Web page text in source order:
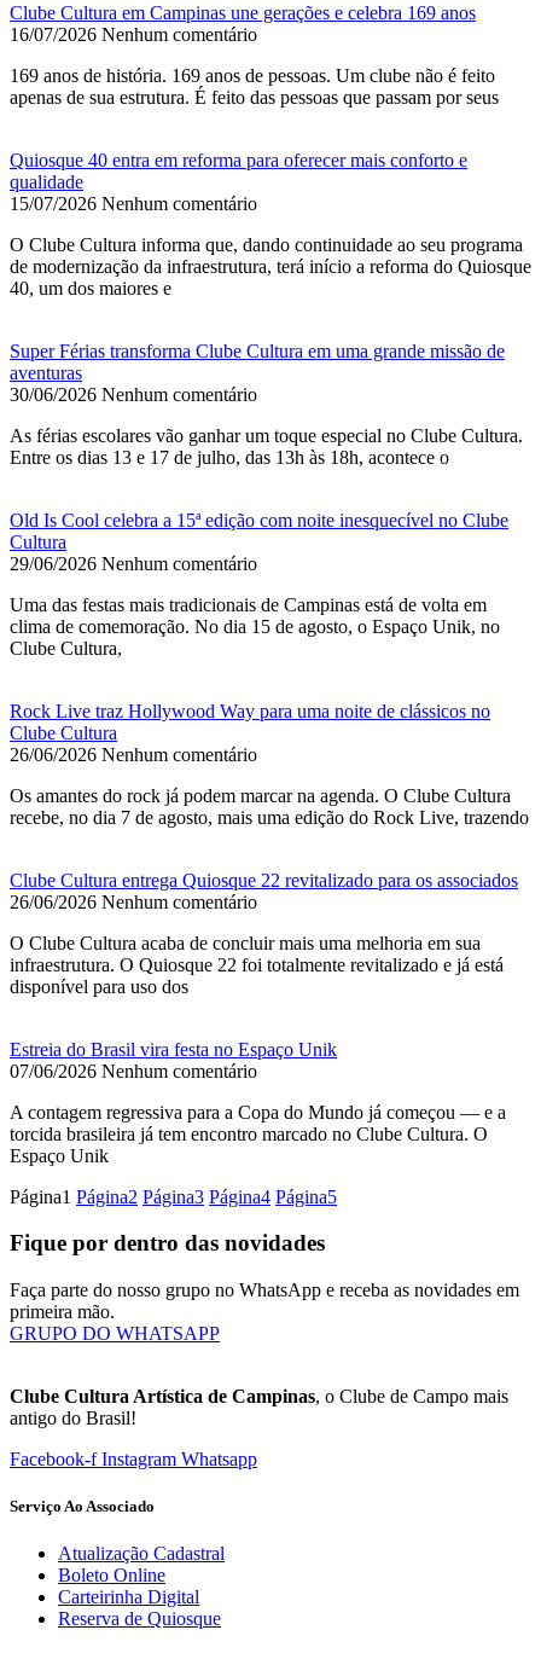
Clube Cultura em Campinas une gerações e celebra 169 anos
16/07/2026 Nenhum comentário
169 anos de história. 169 anos de pessoas. Um clube não é feito
apenas de sua estrutura. É feito das pessoas que passam por seus
Quiosque 40 entra em reforma para oferecer mais conforto e
qualidade
15/07/2026 Nenhum comentário
O Clube Cultura informa que, dando continuidade ao seu programa
de modernização da infraestrutura, terá início a reforma do Quiosque
40, um dos maiores e
Super Férias transforma Clube Cultura em uma grande missão de
aventuras
30/06/2026 Nenhum comentário
As férias escolares vão ganhar um toque especial no Clube Cultura.
Entre os dias 13 e 17 de julho, das 13h às 18h, acontece o
Old Is Cool celebra a 15ª edição com noite inesquecível no Clube
Cultura
29/06/2026 Nenhum comentário
Uma das festas mais tradicionais de Campinas está de volta em
clima de comemoração. No dia 15 de agosto, o Espaço Unik, no
Clube Cultura,
Rock Live traz Hollywood Way para uma noite de clássicos no
Clube Cultura
26/06/2026 Nenhum comentário
Os amantes do rock já podem marcar na agenda. O Clube Cultura
recebe, no dia 7 de agosto, mais uma edição do Rock Live, trazendo
Clube Cultura entrega Quiosque 22 revitalizado para os associados
26/06/2026 Nenhum comentário
O Clube Cultura acaba de concluir mais uma melhoria em sua
infraestrutura. O Quiosque 22 foi totalmente revitalizado e já está
disponível para uso dos
Estreia do Brasil vira festa no Espaço Unik
07/06/2026 Nenhum comentário
A contagem regressiva para a Copa do Mundo já começou — e a
torcida brasileira já tem encontro marcado no Clube Cultura. O
Espaço Unik
Página1 Página2 Página3 Página4 Página5
Fique por dentro das novidades
Faça parte do nosso grupo no WhatsApp e receba as novidades em
primeira mão.
GRUPO DO WHATSAPP
Clube Cultura Artística de Campinas, o Clube de Campo mais
antigo do Brasil!
Facebook-f Instagram Whatsapp
Serviço Ao Associado
Atualização Cadastral
Boleto Online
Carteirinha Digital
Reserva de Quiosque